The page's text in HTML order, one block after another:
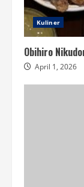
Kuliner
Obihiro
April 1, 2026